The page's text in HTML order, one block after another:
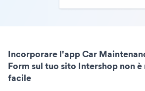
Incorporare l'app Car
Form sul tuo sito Intershop non
facile